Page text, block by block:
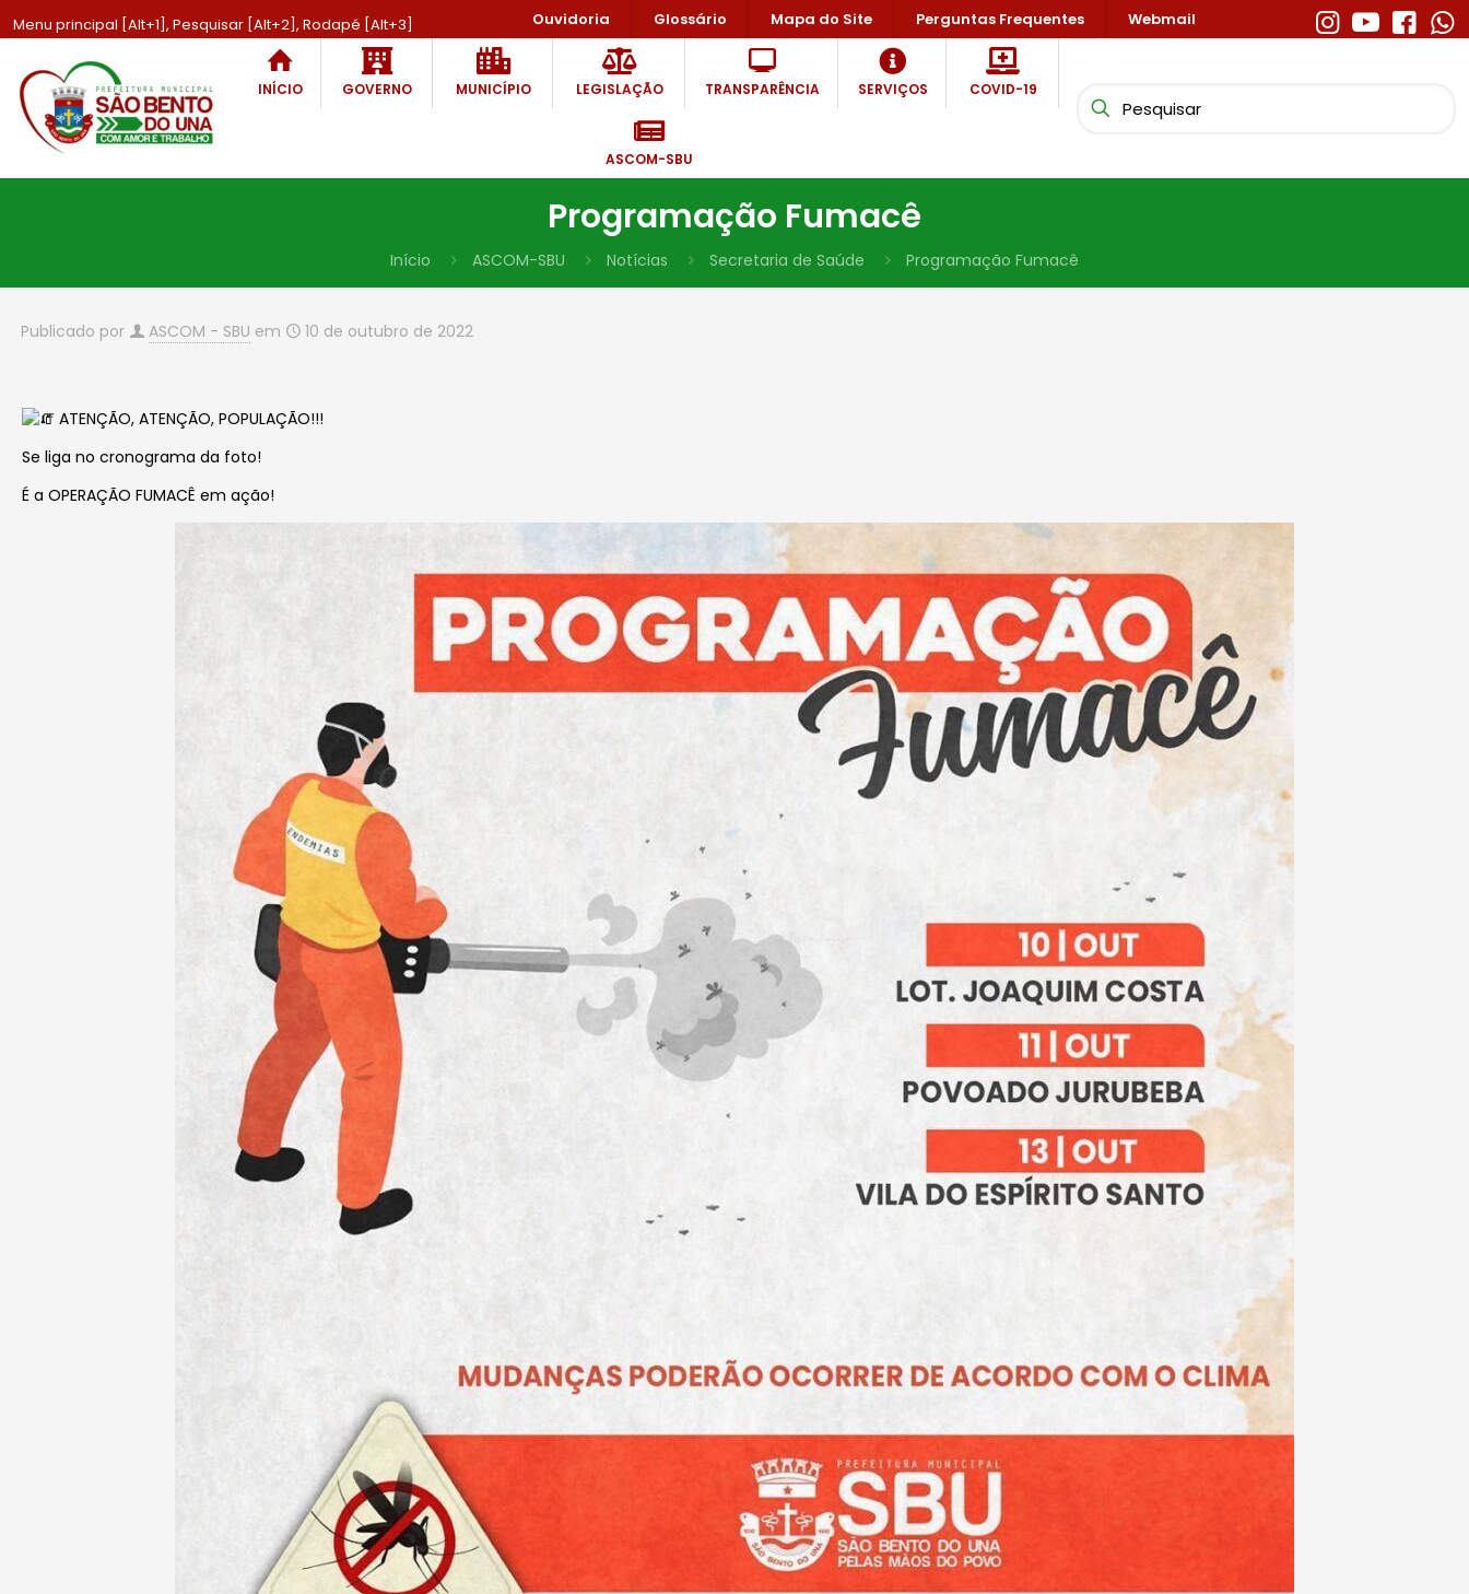
Menu principal [Alt+1], Pesquisar [Alt+2], Rodapé [Alt+3] Ouvidoria Glossário Mapa do Site Perguntas Frequentes Webmail
INÍCIO GOVERNO MUNICÍPIO LEGISLAÇÃO TRANSPARÊNCIA SERVIÇOS COVID-19
ASCOM-SBU
Programação Fumacê
Início ASCOM-SBU Notícias Secretaria de Saúde Programação Fumacê
Publicado por ASCOM - SBU em 10 de outubro de 2022
ATENÇÃO, ATENÇÃO, POPULAÇÃO!!!
Se liga no cronograma da foto!
É a OPERAÇÃO FUMACÊ em ação!